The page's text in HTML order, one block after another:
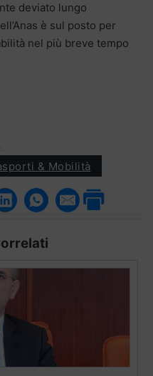
deviato lungo
è sul posto per
nel più breve tempo
& Mobilità